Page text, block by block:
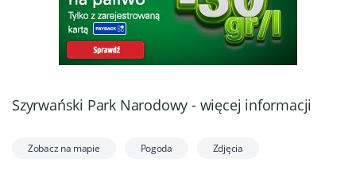
Szyrwański Park Narodowy - więcej informacji
Zobacz na mapie Pogoda Zdjęcia